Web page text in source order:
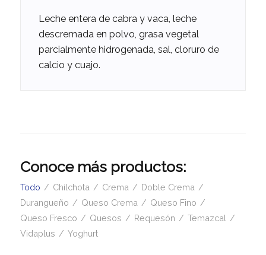
Leche entera de cabra y vaca, leche
descremada en polvo, grasa vegetal
parcialmente hidrogenada, sal, cloruro de
calcio y cuajo.
Conoce más productos:
Todo / Chilchota / Crema / Doble Crema /
Durangueño / Queso Crema / Queso Fino /
Queso Fresco / Quesos / Requesón / Temazcal /
Vidaplus / Yoghurt